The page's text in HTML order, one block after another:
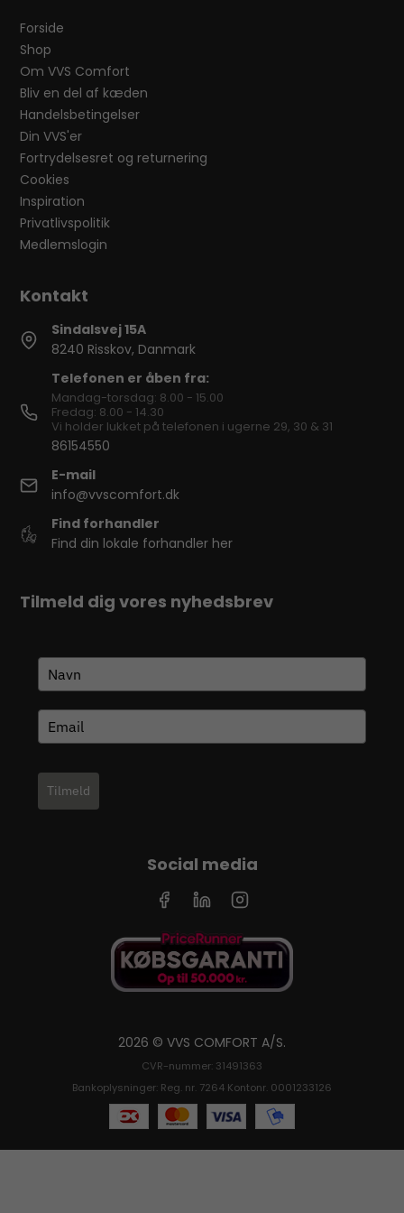
Forside
Shop
Om VVS Comfort
Bliv en del af kæden
Handelsbetingelser
Din VVS'er
Fortrydelsesret og returnering
Cookies
Inspiration
Privatlivspolitik
Medlemslogin
Sindalsvej 15A
8240 Risskov, Danmark
Telefonen er åben fra:
Mandag-torsdag: 8.00 - 15.00
Fredag: 8.00 - 14.30
Vi holder lukket på telefonen i ugerne 29, 30 & 31
86154550
E-mail
info@vvscomfort.dk
Find forhandler
Find din lokale forhandler her
Tilmeld dig vores nyhedsbrev
Tilmeld
Social media
2026 © VVS COMFORT A/S.
CVR-nummer: 31491363
Bankoplysninger: Reg. nr. 7264 Kontonr. 0001233126